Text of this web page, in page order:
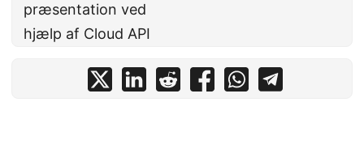
præsentation ved
hjælp af Cloud API